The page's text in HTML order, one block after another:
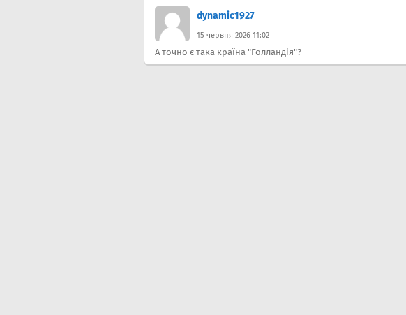
dynamic1927
15 червня 2026 11:02
А точно є така країна "Голландія"?